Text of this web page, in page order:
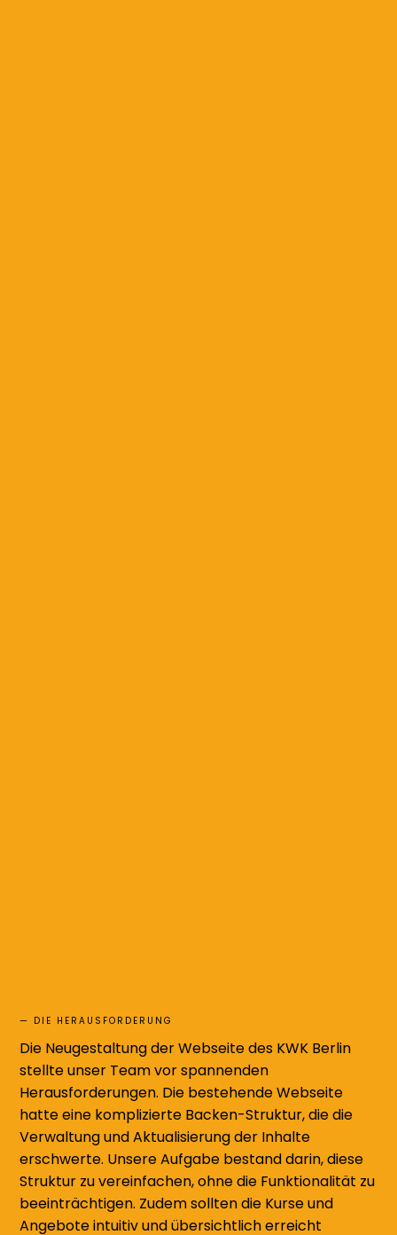
— DIE HERAUSFORDERUNG
Die Neugestaltung der Webseite des KWK Berlin
stellte unser Team vor spannenden
Herausforderungen. Die bestehende Webseite
hatte eine komplizierte Backen-Struktur, die die
Verwaltung und Aktualisierung der Inhalte
erschwerte. Unsere Aufgabe bestand darin, diese
Struktur zu vereinfachen, ohne die Funktionalität zu
beeinträchtigen. Zudem sollten die Kurse und
Angebote intuitiv und übersichtlich erreicht